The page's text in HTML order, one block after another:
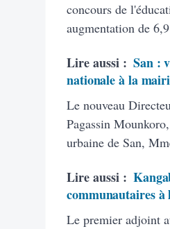
concours de
augmentation de
Lire aussi : San :
nationale à la
Le nouveau
Pagassin
urbaine de San,
Lire aussi :
communautaires à
Le premier adjoint